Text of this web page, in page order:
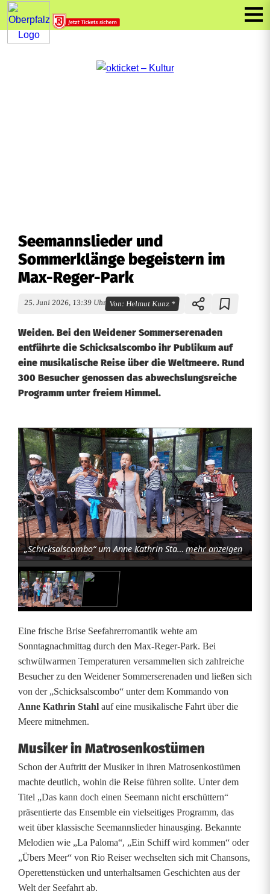
Seemannslieder und
Sommerklänge begeistern im
Max-Reger-Park
25. Juni 2026, 13:39 Uhr Von:Helmut Kunz *
Weiden. Bei den Weidener Sommerserenaden
entführte die Schicksalscombo ihr Publikum auf
eine musikalische Reise über die Weltmeere. Rund
300 Besucher genossen das abwechslungsreiche
Programm unter freiem Himmel.
S
e
e
m
a
n
n
s
i
e
d
e
u
n
d
S
o
m
„Schicksalscombo“ um Anne Kathrin Stahl bei der Sommerserenade. Foto: Helmut Kunz mehr anzeigen
Eine frische Brise Seefahrerromantik wehte am
Sonntagnachmittag durch den Max-Reger-Park. Bei
schwülwarmen Temperaturen versammelten sich zahlreiche
Besucher zu den Weidener Sommerserenaden und ließen sich
von der „Schicksalscombo“ unter dem Kommando von
Anne Kathrin Stahl auf eine musikalische Fahrt über die
Meere mitnehmen.
Musiker in Matrosenkostümen
Schon der Auftritt der Musiker in ihren Matrosenkostümen
machte deutlich, wohin die Reise führen sollte. Unter dem
Titel „Das kann doch einen Seemann nicht erschüttern“
präsentierte das Ensemble ein vielseitiges Programm, das
weit über klassische Seemannslieder hinausging. Bekannte
Melodien wie „La Paloma“, „Ein Schiff wird kommen“ oder
„Übers Meer“ von Rio Reiser wechselten sich mit Chansons,
Operettenstücken und unterhaltsamen Geschichten aus der
Welt der Seefahrt ab.